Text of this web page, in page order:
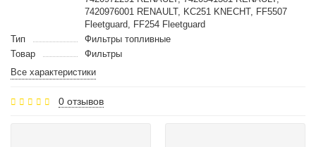
7420976001 RENAULT, KC251 KNECHT, FF5507
Fleetguard, FF254 Fleetguard
Тип
Фильтры топливные
Товар
Фильтры
Все характеристики
0 отзывов